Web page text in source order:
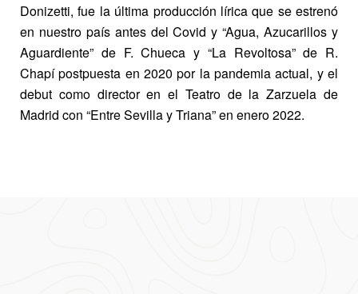
Donizetti, fue la última producción lírica que se estrenó
en nuestro país antes del Covid y “Agua, Azucarillos y
Aguardiente” de F. Chueca y “La Revoltosa” de R.
Chapí postpuesta en 2020 por la pandemia actual, y el
debut como director en el Teatro de la Zarzuela de
Madrid con “Entre Sevilla y Triana” en enero 2022.